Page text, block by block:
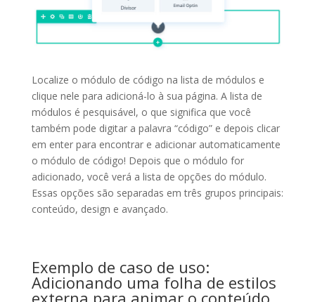
Localize o módulo de código na lista de módulos e
clique nele para adicioná-lo à sua página. A lista de
módulos é pesquisável, o que significa que você
também pode digitar a palavra “código” e depois clicar
em enter para encontrar e adicionar automaticamente
o módulo de código! Depois que o módulo for
adicionado, você verá a lista de opções do módulo.
Essas opções são separadas em três grupos principais:
conteúdo, design e avançado.
Exemplo de caso de uso:
Adicionando uma folha de estilos
externa para animar o conteúdo